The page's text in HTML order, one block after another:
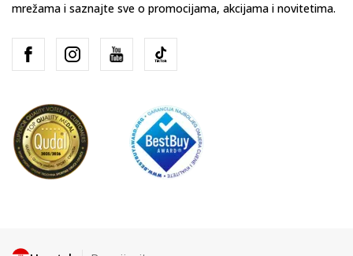
mrežama i saznajte sve o promocijama, akcijama i novitetima.